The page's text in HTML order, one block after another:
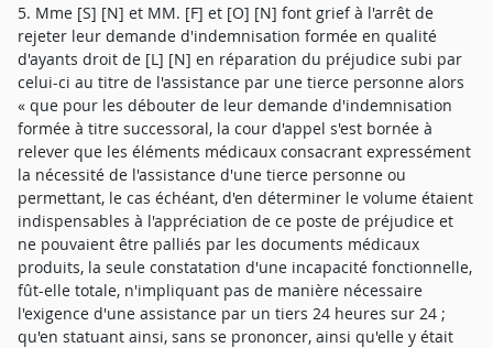
5. Mme [S] [N] et MM. [F] et [O] [N] font grief à l'arrêt de
rejeter leur demande d'indemnisation formée en qualité
d'ayants droit de [L] [N] en réparation du préjudice subi par
celui-ci au titre de l'assistance par une tierce personne alors
« que pour les débouter de leur demande d'indemnisation
formée à titre successoral, la cour d'appel s'est bornée à
relever que les éléments médicaux consacrant expressément
la nécessité de l'assistance d'une tierce personne ou
permettant, le cas échéant, d'en déterminer le volume étaient
indispensables à l'appréciation de ce poste de préjudice et
ne pouvaient être palliés par les documents médicaux
produits, la seule constatation d'une incapacité fonctionnelle,
fût-elle totale, n'impliquant pas de manière nécessaire
l'exigence d'une assistance par un tiers 24 heures sur 24 ;
qu'en statuant ainsi, sans se prononcer, ainsi qu'elle y était